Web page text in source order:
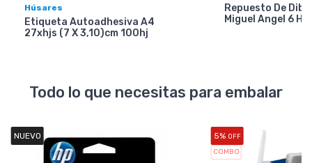
Húsares
Etiqueta Autoadhesiva A4
27xhjs (7 X 3,10)cm 100hj
Repuesto De
Miguel Angel 6
Todo lo que necesitas para embalar
NUEVO 5% OFF
COMBO